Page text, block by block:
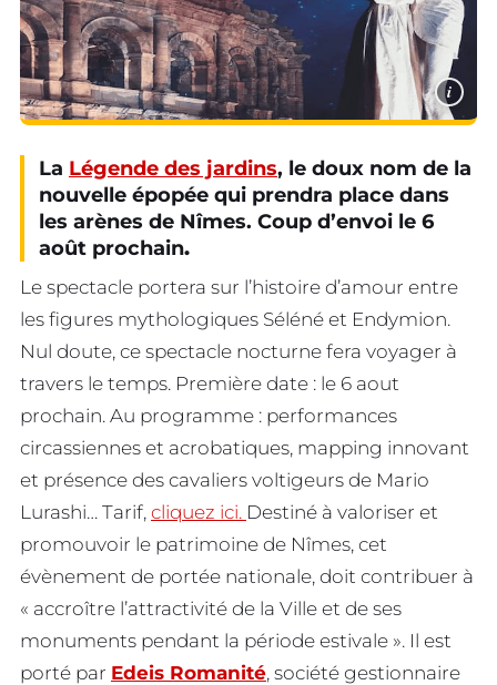
i
La Légende des jardins, le doux nom de la
nouvelle épopée qui prendra place dans
les arènes de Nîmes. Coup d’envoi le 6
août prochain.
Le spectacle portera sur l’histoire d’amour entre
les figures mythologiques Séléné et Endymion.
Nul doute, ce spectacle nocturne fera voyager à
travers le temps. Première date : le 6 aout
prochain. Au programme : performances
circassiennes et acrobatiques, mapping innovant
et présence des cavaliers voltigeurs de Mario
Lurashi… Tarif, cliquez ici. Destiné à valoriser et
promouvoir le patrimoine de Nîmes, cet
évènement de portée nationale, doit contribuer à
« accroître l’attractivité de la Ville et de ses
monuments pendant la période estivale ». Il est
porté par Edeis Romanité, société gestionnaire